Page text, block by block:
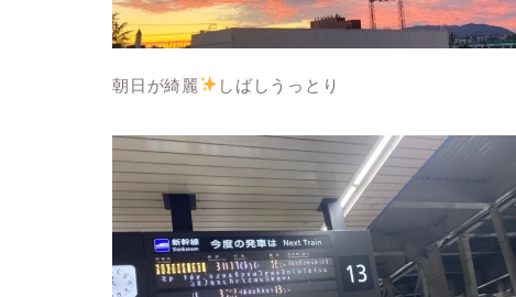
朝日が綺麗 しばしうっとり